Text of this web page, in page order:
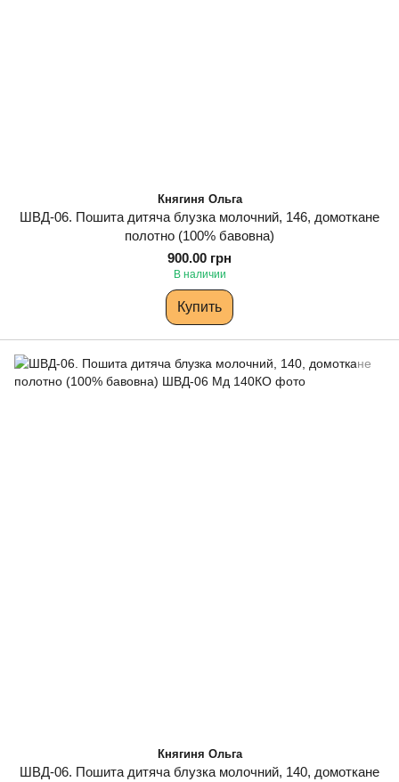
Княгиня Ольга
ШВД-06. Пошита дитяча блузка молочний, 146, домоткане
полотно (100% бавовна)
900.00 грн
В наличии
Купить
Княгиня Ольга
ШВД-06. Пошита дитяча блузка молочний, 140, домоткане